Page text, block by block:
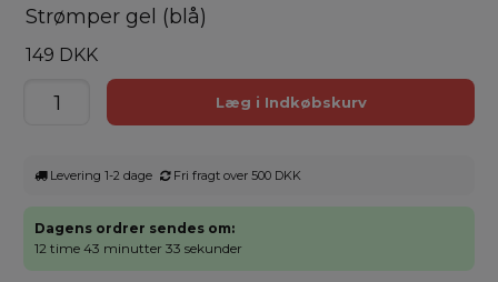
Strømper gel (blå)
149 DKK
Levering 1-2 dage Fri fragt over 500 DKK
Dagens ordrer sendes om:
12 time 43 minutter 33 sekunder